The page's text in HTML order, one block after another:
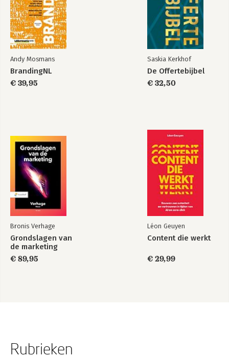
Innovatie & succes
Brand Oriented
Innovation
Bekijk alle boeken
Andy Mosmans
BrandingNL
€ 39,95
Saskia Kerkhof
De Offertebijbel
€ 32,50
Bronis Verhage
Grondslagen van
de marketing
€ 89,95
Léon Geuyen
Content die werkt
€ 29,99
Rubrieken